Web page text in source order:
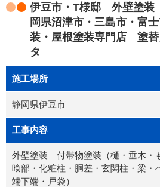
伊豆市・T様邸 外壁塗
岡県沼津市・三島市・富
装・屋根塗装専門店 塗
タ
施工場所
静岡県伊豆市
工事内容
外壁塗装 付帯物塗装（樋・垂木・
喰部・化粧柱・胴差・玄関柱・梁・
端下端・戸袋）